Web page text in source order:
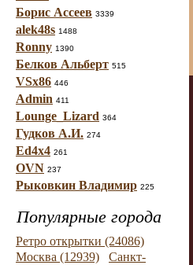
Борис Ассеев 3339
alek48s 1488
Ronny 1390
Белков Альберт 515
VSx86 446
Admin 411
Lounge_Lizard 364
Гудков А.И. 274
Ed4x4 261
OVN 237
Рыковкин Владимир 225
Популярные города
Ретро открытки (24086)
Москва (12939)
Санкт-